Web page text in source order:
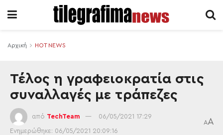
Αρχική HOT NEWS
Τέλος η γραφειοκρατία στις
συναλλαγές με τράπεζες
από TechTeam 06/05/2021 17:29
Ενημερώθηκε: 06/05/2021 20:09:16
AA